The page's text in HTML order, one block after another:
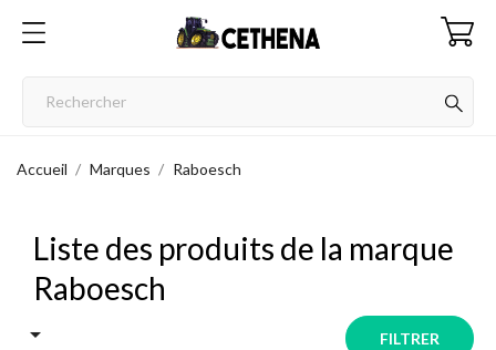
Accueil Marques Raboesch
Liste des produits de la marque
Raboesch
 FILTRER